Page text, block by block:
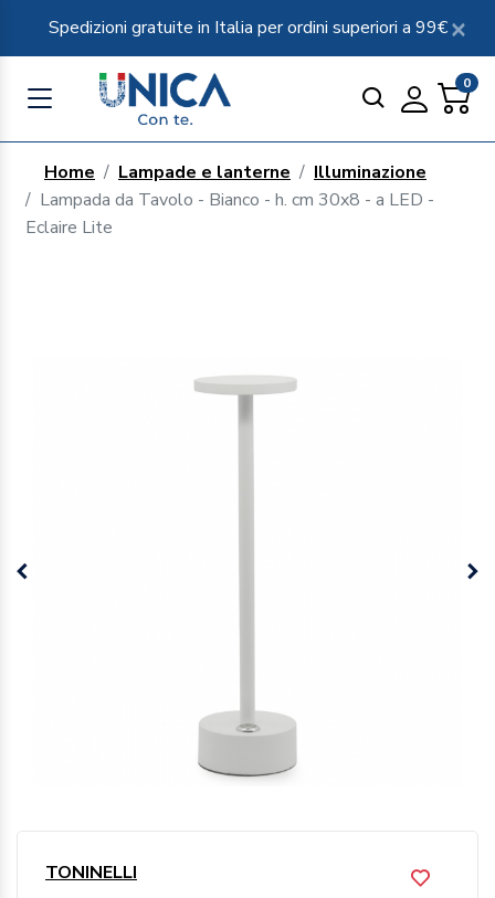
Spedizioni gratuite in Italia per ordini superiori a 99€
0
Home Lampade e lanterne
Illuminazione
Lampada da Tavolo - Bianco - h. cm 30x8 - a LED -
Eclaire Lite
TONINELLI